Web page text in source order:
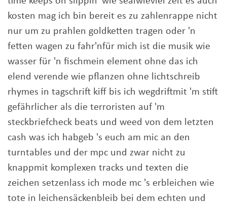
kosten mag ich bin bereit es zu zahlenrappe nicht
nur um zu prahlen goldketten tragen oder 'n
fetten wagen zu fahr'nfür mich ist die musik wie
wasser für 'n fischmein element ohne das ich
elend verende wie pflanzen ohne lichtschreib
rhymes in tagschrift kiff bis ich wegdriftmit 'm stift
gefährlicher als die terroristen auf 'm
steckbriefcheck beats und weed von dem letzten
cash was ich habgeb 's euch am mic an den
turntables und der mpc und zwar nicht zu
knappmit komplexen tracks und texten die
zeichen setzenlass ich mode mc 's erbleichen wie
tote in leichensäckenbleib bei dem echten und